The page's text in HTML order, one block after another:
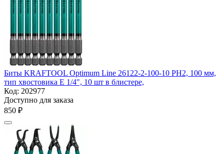
Биты KRAFTOOL Optimum Line 26122-2-100-10 PH2, 100 мм,
тип хвостовика E 1/4", 10 шт в блистере,
Код: 202977
Доступно для заказа
‍850‍ ₽